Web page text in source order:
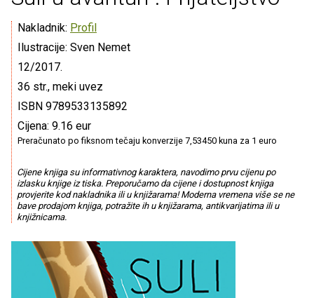
Nakladnik: Profil
Ilustracije: Sven Nemet
12/2017.
36 str., meki uvez
ISBN 9789533135892
Cijena: 9.16 eur
Preračunato po fiksnom tečaju konverzije 7,53450 kuna za 1 euro
Cijene knjiga su informativnog karaktera, navodimo prvu cijenu po
izlasku knjige iz tiska. Preporučamo da cijene i dostupnost knjiga
provjerite kod nakladnika ili u knjižarama! Moderna vremena više se ne
bave prodajom knjiga, potražite ih u knjižarama, antikvarijatima ili u
knjižnicama.